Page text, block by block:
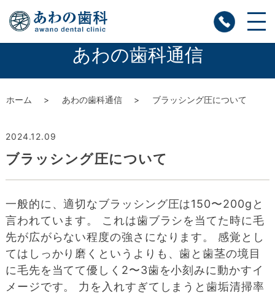
あわの歯科通信
ホーム あわの歯科通信 ブラッシング圧について
2024.12.09
ブラッシング圧について
一般的に、適切なブラッシング圧は150〜200gと
言われています。 これは歯ブラシを当てた時に毛
先が広がらない程度の強さになります。 感覚とし
てはしっかり磨くというよりも、歯と歯茎の境目
に毛先を当てて優しく2〜3歯を小刻みに動かすイ
メージです。 力を入れすぎてしまうと歯垢清掃率